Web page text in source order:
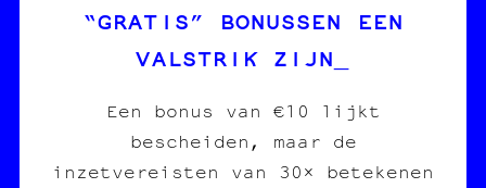
“GRATIS” BONUSSEN EEN
VALSTRIK ZIJN
Een bonus van €10 lijkt
bescheiden, maar de
inzetvereisten van 30× betekenen